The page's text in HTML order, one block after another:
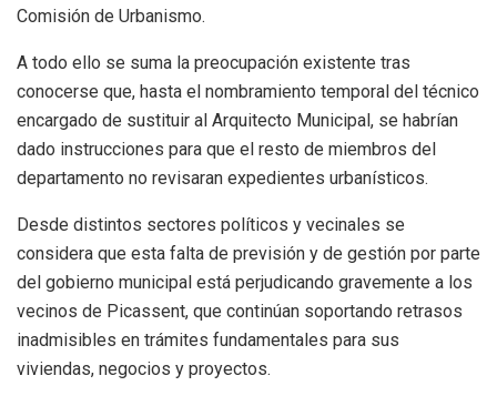
Comisión de Urbanismo.
A todo ello se suma la preocupación existente tras
conocerse que, hasta el nombramiento temporal del técnico
encargado de sustituir al Arquitecto Municipal, se habrían
dado instrucciones para que el resto de miembros del
departamento no revisaran expedientes urbanísticos.
Desde distintos sectores políticos y vecinales se
considera que esta falta de previsión y de gestión por parte
del gobierno municipal está perjudicando gravemente a los
vecinos de Picassent, que continúan soportando retrasos
inadmisibles en trámites fundamentales para sus
viviendas, negocios y proyectos.